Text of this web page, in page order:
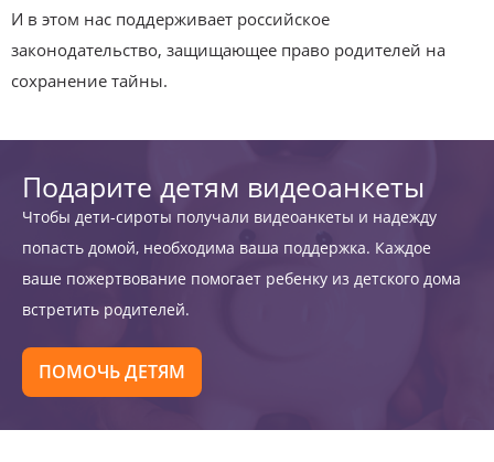
И в этом нас поддерживает российское
законодательство, защищающее право родителей на
сохранение тайны.
Подарите детям видеоанкеты
Чтобы дети-сироты получали видеоанкеты и надежду
попасть домой, необходима ваша поддержка. Каждое
ваше пожертвование помогает ребенку из детского дома
встретить родителей.
ПОМОЧЬ ДЕТЯМ